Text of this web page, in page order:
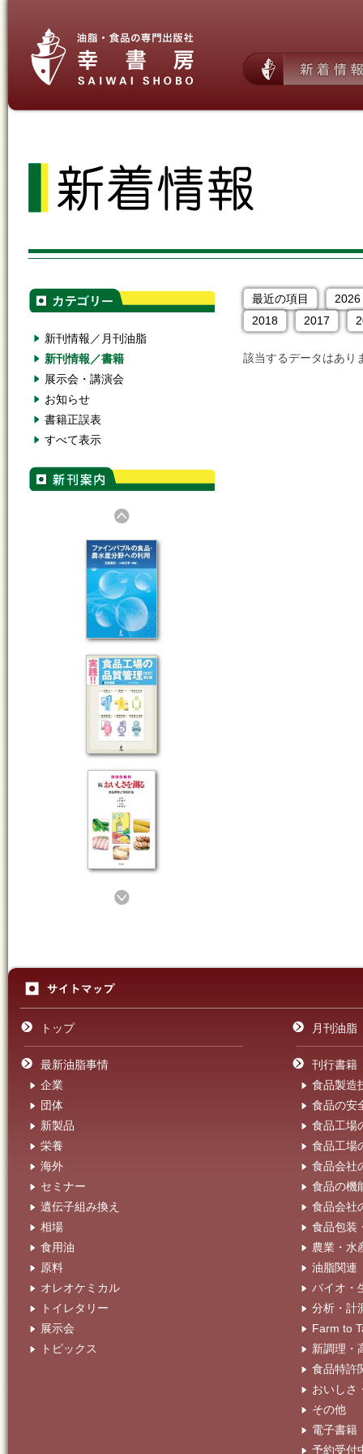
新刊情報／月刊油脂
新刊情報／書籍
展示会・講演会
お知らせ
書籍正誤表
すべて表示
最近の項目
2026
2018
2017
該当するデータはあり
トップ
最新油脂事情
企業
団体
新製品
栄養
海外
セミナー
遺伝子組み換え
相場
食用油
原料
オレオケミカル
トイレタリー
展示会
トピックス
月刊油脂
刊行書籍
食品製造
食品の安
食品工場
食品工場
食品会社
食品の機
食品会社
食品包装
農業・水
油脂関連
バイオ・
分析・計
Farm to
新調理・
食品特許
おいしさ
その他
電子書籍
予約受付